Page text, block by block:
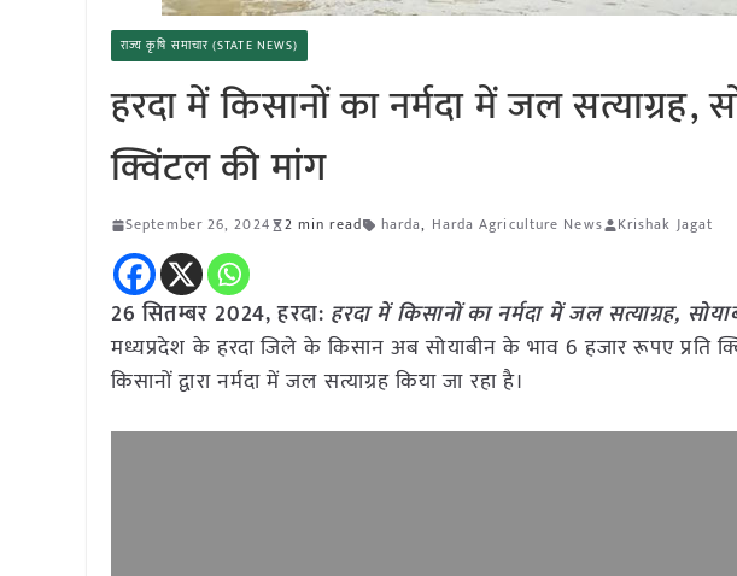
राज्य कृषि समाचार (STATE NEWS)
हरदा में किसानों का नर्मदा में जल सत्याग्रह,
क्विंटल की मांग
September 26, 2024 2 min read harda, Harda Agriculture News Krishak Jagat
26 सितम्बर 2024, हरदा: हरदा में किसानों का नर्मदा में जल सत्याग्रह,
मध्यप्रदेश के हरदा जिले के किसान अब सोयाबीन के भाव 6 हजार रूपए
किसानों द्वारा नर्मदा में जल सत्याग्रह किया जा रहा है।